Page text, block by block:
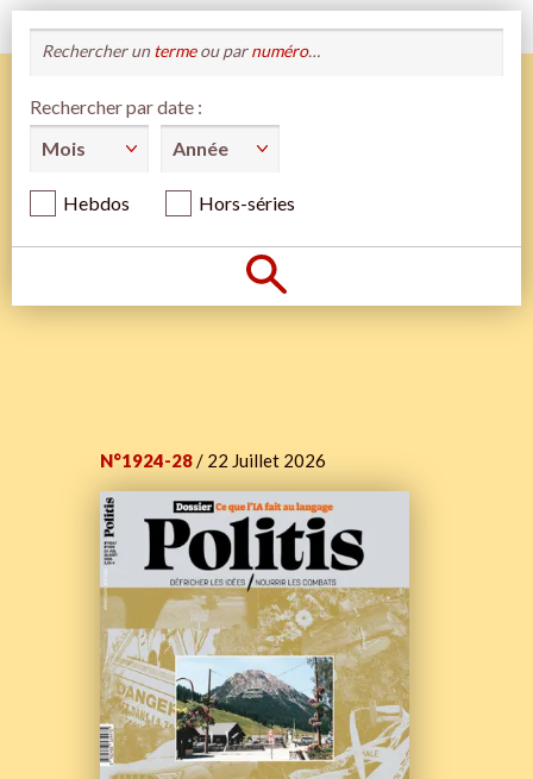
Rechercher un termeou parnuméro…
Rechercher par date :
Hebdos Hors-séries
N°1924-28 / 22 Juillet 2026